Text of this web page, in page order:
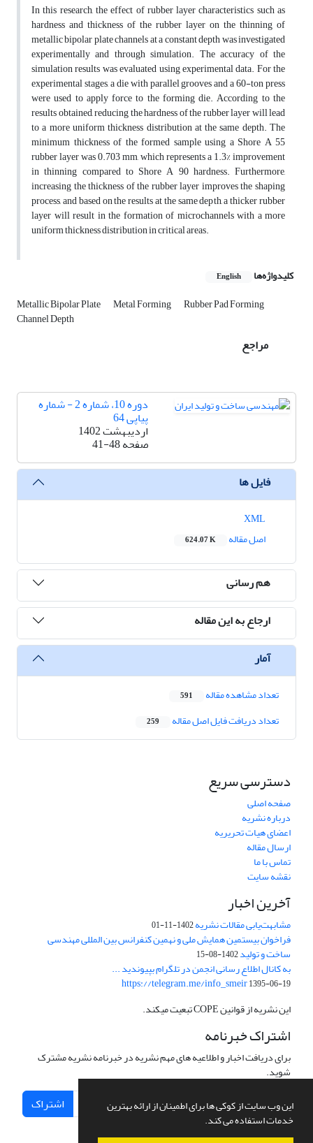
این وب سایت از کوکی ها برای اطمینان از ارائه بهترین
خدمات استفاده می کند.
In this research, the effect of rubber layer characteristics such as
hardness and thickness of the rubber layer on the thinning of
metallic bipolar plate channels at a constant depth was investigated
experimentally and through simulation. The accuracy of the
simulation results was evaluated using experimental data. For the
experimental stages, a die with parallel grooves and a 60-ton press
were used to apply force to the forming die. According to the
results obtained, reducing the hardness of the rubber layer will lead
to a more uniform thickness distribution at the same depth. The
minimum thickness of the formed sample using a Shore A 55
rubber layer was 0.703 mm, which represents a 1.3% improvement
in thinning compared to Shore A 90 hardness. Furthermore,
increasing the thickness of the rubber layer improves the shaping
process, and based on the results at the same depth, a thicker rubber
layer will result in the formation of microchannels with a more
uniform thickness distribution in critical areas.
کلیدواژه‌ها English
Metallic Bipolar Plate Metal Forming Rubber Pad Forming
Channel Depth
مراجع
دوره 10، شماره 2 - شماره
پیاپی 64
اردیبهشت 1402
صفحه41-48
فایل ها
اصل مقاله
624.07 K
هم رسانی
ارجاع به این مقاله
آمار
تعداد مشاهده مقاله 591
تعداد دریافت فایل اصل مقاله 259
دسترسی سریع
صفحه اصلی
درباره نشریه
اعضای هیات تحریریه
ارسال مقاله
تماس با ما
نقشه سایت
آخرین اخبار
مشابهت‌یابی مقالات نشریه1402-11-01
فراخوان بیستمین همایش ملی و نهمین کنفرانس بین المللی مهندسی
ساخت و تولید1402-08-15
به کانال اطلاع رسانی انجمن در تلگرام بپیوندید ...
https://telegram.me/info_smeir1395-06-19
این نشریه از قوانین COPE تبعیت میکند.
اشتراک خبرنامه
برای دریافت اخبار و اطلاعیه های مهم نشریه در خبرنامه نشریه مشترک
شوید.
اشتراک